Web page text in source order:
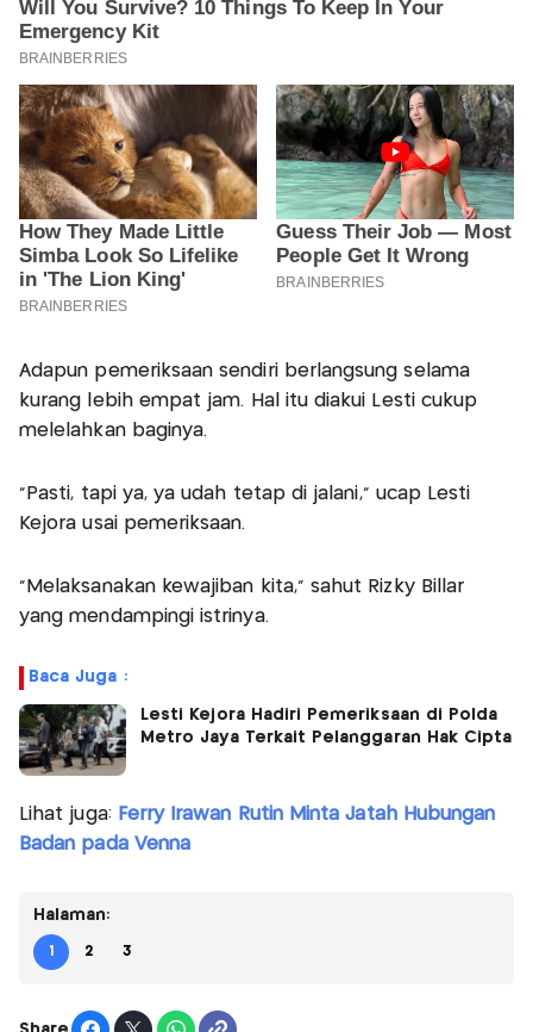
Adapun pemeriksaan sendiri berlangsung selama
kurang lebih empat jam. Hal itu diakui Lesti cukup
melelahkan baginya.
"Pasti, tapi ya, ya udah tetap di jalani," ucap Lesti
Kejora usai pemeriksaan.
"Melaksanakan kewajiban kita," sahut Rizky Billar
yang mendampingi istrinya.
Baca Juga :
Lesti Kejora Hadiri Pemeriksaan di Polda
Metro Jaya Terkait Pelanggaran Hak Cipta
Lihat juga: Ferry Irawan Rutin Minta Jatah Hubungan
Badan pada Venna
Halaman:
1 2 3